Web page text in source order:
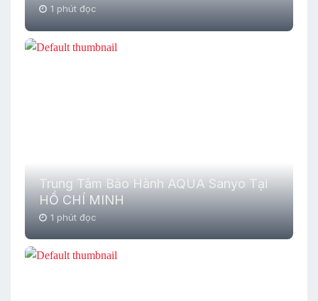
1 phút đọc
Trung Tâm Bảo Hành AQUA Sanyo Tại
HỒ CHÍ MINH
1 phút đọc